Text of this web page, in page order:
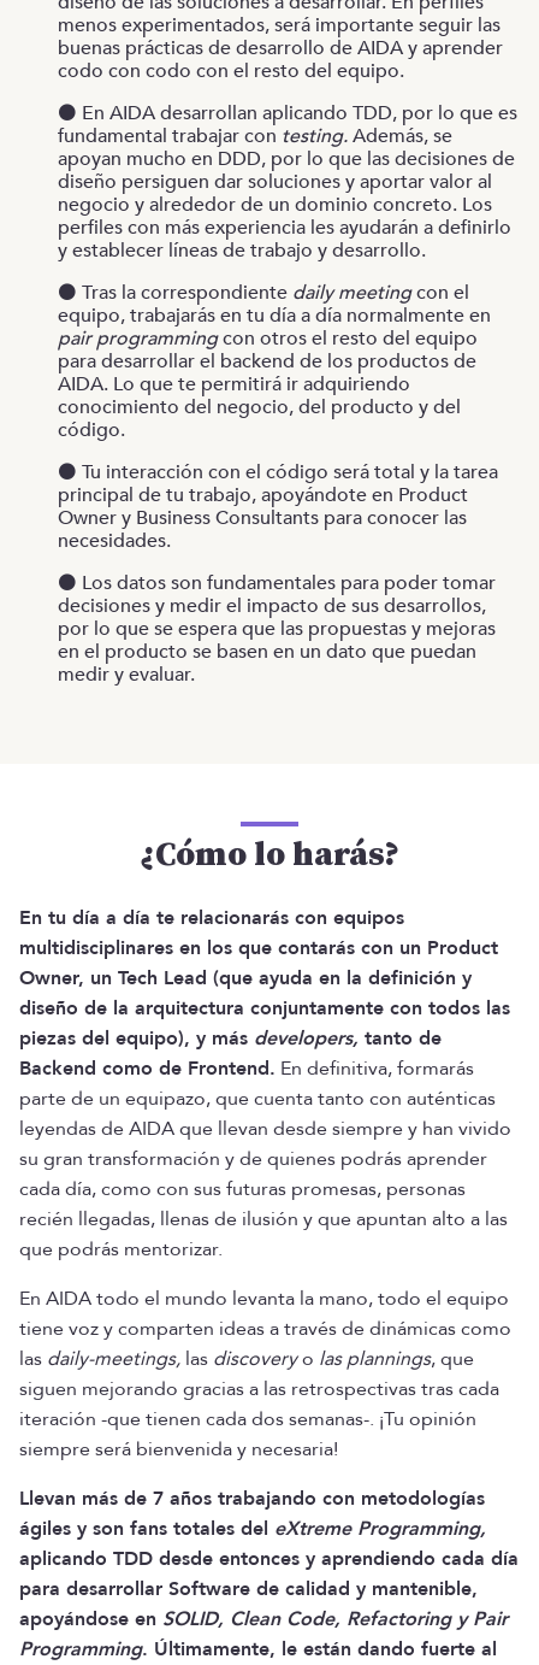
menos experimentados, será importante seguir las
buenas prácticas de desarrollo de AIDA y aprender
codo con codo con el resto del equipo.
⚫️ En AIDA desarrollan aplicando TDD, por lo que es
fundamental trabajar con testing.Además, se
apoyan mucho en DDD, por lo que las decisiones de
diseño persiguen dar soluciones y aportar valor al
negocio y alrededor de un dominio concreto. Los
perfiles con más experiencia les ayudarán a definirlo
y establecer líneas de trabajo y desarrollo.
⚫️ Tras la correspondiente daily meetingcon el
equipo, trabajarás en tu día a día normalmente en
pair programmingcon otros el resto del equipo
para desarrollar el backend de los productos de
AIDA. Lo que te permitirá ir adquiriendo
conocimiento del negocio, del producto y del
código.
⚫️ Tu interacción con el código será total y la tarea
principal de tu trabajo, apoyándote en Product
Owner y Business Consultants para conocer las
necesidades.
⚫️ Los datos son fundamentales para poder tomar
decisiones y medir el impacto de sus desarrollos,
por lo que se espera que las propuestas y mejoras
en el producto se basen en un dato que puedan
medir y evaluar.
¿Cómo lo harás?
En tu día a día te relacionarás con equipos
multidisciplinares en los que contarás con un Product
Owner, un Tech Lead (que ayuda en la definición y
diseño de la arquitectura conjuntamente con todos las
piezas del equipo), y más developers, tanto de
Backend como de Frontend. En definitiva, formarás
parte de un equipazo, que cuenta tanto con auténticas
leyendas de AIDA que llevan desde siempre y han vivido
su gran transformación y de quienes podrás aprender
cada día, como con sus futuras promesas, personas
recién llegadas, llenas de ilusión y que apuntan alto a las
que podrás mentorizar.
En AIDA todo el mundo levanta la mano, todo el equipo
tiene voz y comparten ideas a través de dinámicas como
las daily-meetings, las discoveryo las plannings, que
siguen mejorando gracias a las retrospectivas tras cada
iteración -que tienen cada dos semanas-. ¡Tu opinión
siempre será bienvenida y necesaria!
Llevan más de 7 años trabajando con metodologías
ágiles y son fans totales del eXtreme Programming,
aplicando TDD desde entonces y aprendiendo cada día
para desarrollar Software de calidad y mantenible,
apoyándose en SOLID, Clean Code, Refactoring y Pair
Programming. Últimamente, le están dando fuerte al